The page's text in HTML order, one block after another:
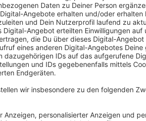
In Bottrop ist gestern ein Güterzug
der Verdacht, dass Unbekannte den
zwei Waggons war gekippt und gegen
Oberleitung beschädigt. Der Lokführer
Einsatz, um das Gelände aus der Luft